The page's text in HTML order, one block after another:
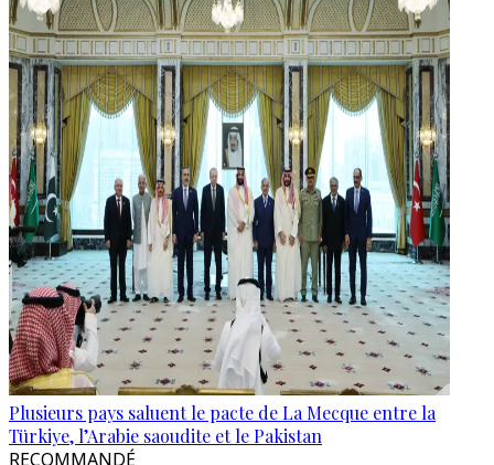
Plusieurs pays saluent le pacte de La Mecque entre la
Türkiye, l’Arabie saoudite et le Pakistan
RECOMMANDÉ